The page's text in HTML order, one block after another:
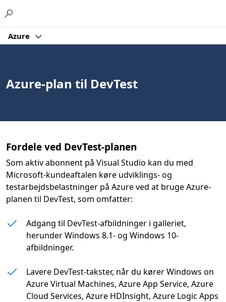
Azure
Azure-plan til DevTest
Fordele ved DevTest-planen
Som aktiv abonnent på Visual Studio kan du med
Microsoft-kundeaftalen køre udviklings- og
testarbejdsbelastninger på Azure ved at bruge Azure-
planen til DevTest, som omfatter:
Adgang til DevTest-afbildninger i galleriet,
herunder Windows 8.1- og Windows 10-
afbildninger.
Lavere DevTest-takster, når du kører Windows on
Azure Virtual Machines, Azure App Service, Azure
Cloud Services, Azure HDInsight, Azure Logic Apps